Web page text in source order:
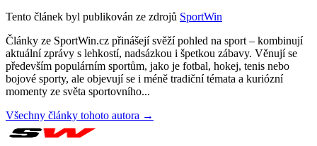
Tento článek byl publikován ze zdrojů SportWin
Články ze SportWin.cz přinášejí svěží pohled na sport – kombinují
aktuální zprávy s lehkostí, nadsázkou i špetkou zábavy. Věnují se
především populárním sportům, jako je fotbal, hokej, tenis nebo
bojové sporty, ale objevují se i méně tradiční témata a kuriózní
momenty ze světa sportovního...
Všechny články tohoto autora →